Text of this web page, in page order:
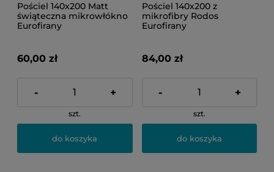
Pościel 140x200 Matt
świąteczna mikrowłókno
Eurofirany
60,00 zł
- +
szt.
do koszyka
Pościel 140x200 z
mikrofibry Rodos
Eurofirany
84,00 zł
- +
szt.
do koszyka